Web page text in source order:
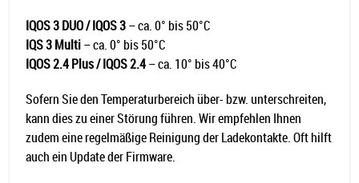
IQOS 3 DUO / IQOS 3– ca. 0° bis 50°C
IQS 3 Multi– ca. 0° bis 50°C
IQOS 2.4 Plus / IQOS 2.4– ca. 10° bis 40°C
Sofern Sie den Temperaturbereich über- bzw. unterschreiten,
kann dies zu einer Störung führen. Wir empfehlen Ihnen
zudem eine regelmäßige Reinigung der Ladekontakte. Oft hilft
auch ein Update der Firmware.